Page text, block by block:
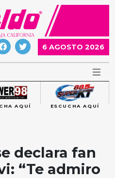
6 AGOSTO 2026
AQUÍ ESCUCHA AQUÍ
declara fan
“Te admiro